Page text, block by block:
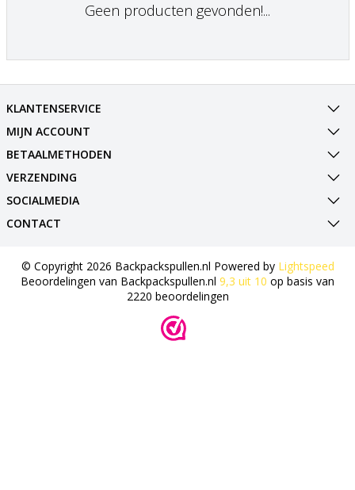
Geen producten gevonden!...
KLANTENSERVICE
MIJN ACCOUNT
BETAALMETHODEN
VERZENDING
SOCIALMEDIA
CONTACT
© Copyright 2026 Backpackspullen.nl Powered by Lightspeed
Beoordelingen van Backpackspullen.nl 9,3 uit 10 op basis van
2220 beoordelingen